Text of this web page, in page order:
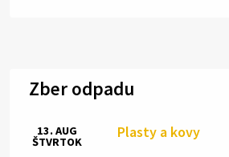
Zber odpadu
Plasty a kovy
13. AUG
ŠTVRTOK